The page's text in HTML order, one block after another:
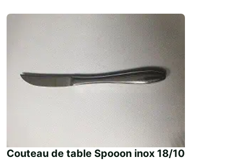
Couteau de table Spooon inox 18/10